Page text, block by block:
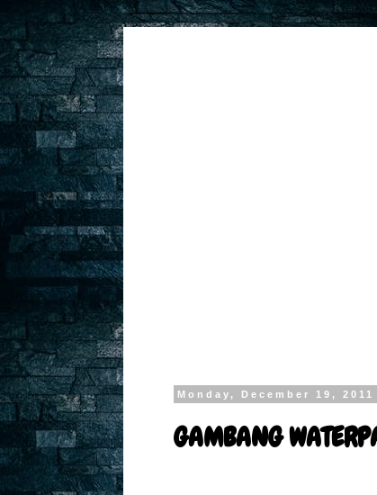
Monday, December 19, 2011
GAMBANG